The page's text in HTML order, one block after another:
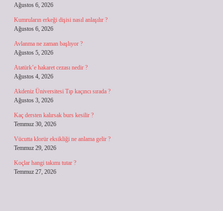
Ağustos 6, 2026
Kumruların erkeği dişisi nasıl anlaşılır ?
Ağustos 6, 2026
Avlanma ne zaman başlıyor ?
Ağustos 5, 2026
Atatürk’e hakaret cezası nedir ?
Ağustos 4, 2026
Akdeniz Üniversitesi Tıp kaçıncı sırada ?
Ağustos 3, 2026
Kaç dersten kalırsak burs kesilir ?
Temmuz 30, 2026
Vücutta klorür eksikliği ne anlama gelir ?
Temmuz 29, 2026
Koçlar hangi takımı tutar ?
Temmuz 27, 2026